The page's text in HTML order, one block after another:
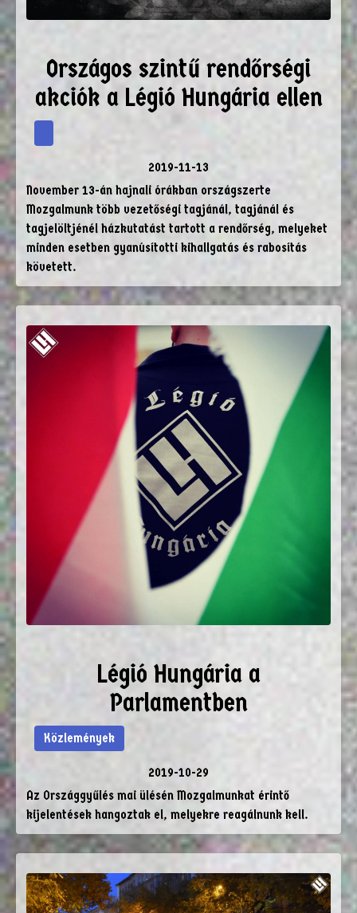
Országos szintű rendőrségi
akciók a Légió Hungária ellen
2019-11-13
November 13-án hajnali órákban országszerte
Mozgalmunk több vezetőségi tagjánál, tagjánál és
tagjelöltjénél házkutatást tartott a rendőrség, melyeket
minden esetben gyanúsítotti kihallgatás és rabosítás
követett.
Légió Hungária a
Parlamentben
Közlemények
2019-10-29
Az Országgyűlés mai ülésén Mozgalmunkat érintő
kijelentések hangoztak el, melyekre reagálnunk kell.